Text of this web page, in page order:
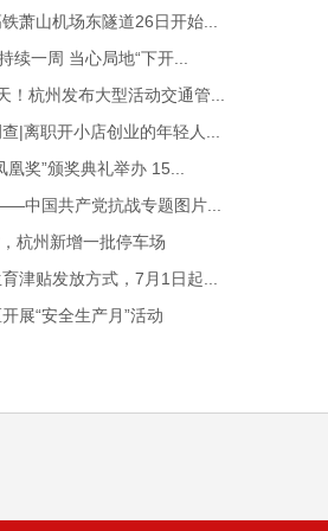
萧山机场东隧道26日开始...
续一周 当心局地“下开...
！杭州发布大型活动交通管...
|离职开小店创业的年轻人...
凰奖”颁奖典礼举办 15...
中国共产党抗战专题图片...
杭州新增一批停车场
津贴发放方式，7月1日起...
展“安全生产月”活动